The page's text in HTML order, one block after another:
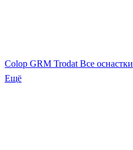
Colop GRM Trodat Все оснастки
Ещё